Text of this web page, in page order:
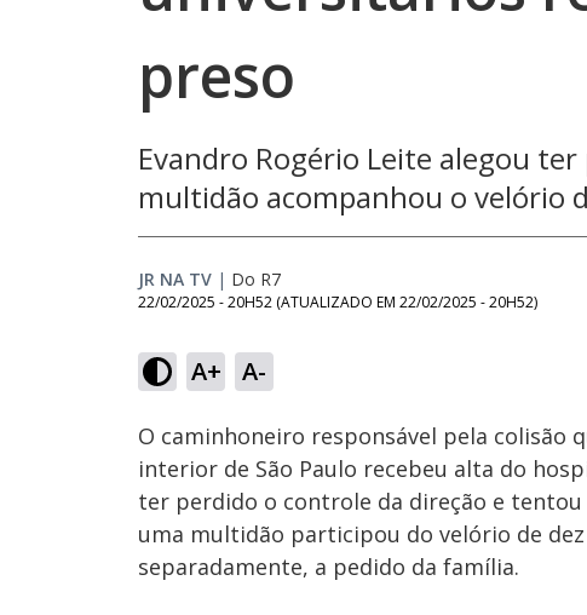
preso
Evandro Rogério Leite alegou
multidão acompanhou o velório
JR NA TV | Do R7
22/02/2025 - 20H52 (ATUALIZADO EM 22/02/2025 - 20H52)
A+ A-
Ativar
Som
O caminhoneiro responsável pela colisão
interior de São Paulo recebeu alta do
ter perdido o controle da direção e
uma multidão participou do velório de
separadamente, a pedido da família.